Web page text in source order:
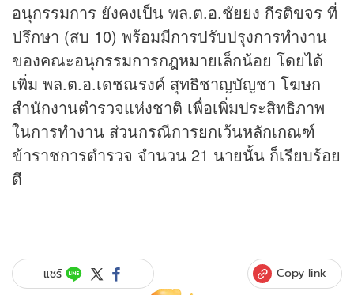
อนุกรรมการ ยังคงเป็น พล.ต.อ.ชัยยง กีรติขจร ที่
ปรึกษา (สบ 10) พร้อมมีการปรับปรุงการทำงาน
ของคณะอนุกรรมการกฎหมายเล็กน้อย โดยได้
เพิ่ม พล.ต.อ.เดชณรงค์ สุทธิชาญบัญชา โฆษก
สำนักงานตำรวจแห่งชาติ เพื่อเพิ่มประสิทธิภาพ
ในการทำงาน ส่วนกรณีการยกเว้นหลักเกณฑ์
ข้าราชการตำรวจ จำนวน 21 นายนั้น ก็เรียบร้อย
ดี
แชร์ Copy link